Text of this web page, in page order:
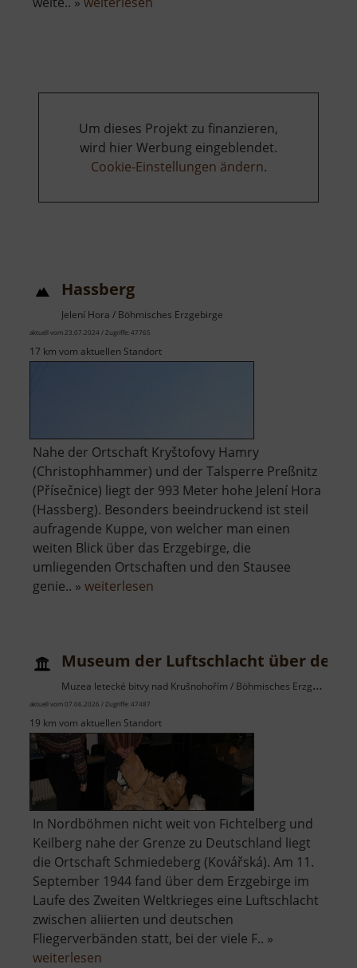
Um dieses Projekt zu finanzieren,
wird hier Werbung eingeblendet.
Cookie-Einstellungen ändern.
Hassberg
Jelení Hora / Böhmisches Erzgebirge
aktuell vom 23.07.2024 / Zugriffe: 47765
17 km vom aktuellen Standort
Nahe der Ortschaft Kryštofovy Hamry
(Christophhammer) und der Talsperre Preßnitz
(Přísečnice) liegt der 993 Meter hohe Jelení Hora
(Hassberg). Besonders beeindruckend ist steil
aufragende Kuppe, von welcher man einen
weiten Blick über das Erzgebirge, die
umliegenden Ortschaften und den Stausee
genie.. » weiterlesen
Museum der Luftschlacht über dem
Muzea letecké bitvy nad Krušnohořím / Böhmisches Erzgebirge
aktuell vom 07.06.2026 / Zugriffe: 47487
19 km vom aktuellen Standort
In Nordböhmen nicht weit von Fichtelberg und
Keilberg nahe der Grenze zu Deutschland liegt
die Ortschaft Schmiedeberg (Kovářská). Am 11.
September 1944 fand über dem Erzgebirge im
Laufe des Zweiten Weltkrieges eine Luftschlacht
zwischen aliierten und deutschen
Fliegerverbänden statt, bei der viele F.. »
weiterlesen